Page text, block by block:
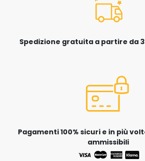
Spedizione gratuita a partire da
Pagamenti 100% sicuri e in più
ammissibili